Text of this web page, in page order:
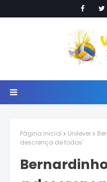
Página inicial Unilever
descrença de todos'